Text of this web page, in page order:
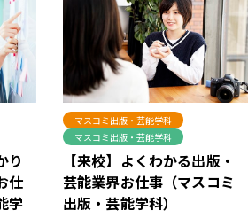
り
仕
学
マスコミ出版・芸能学科
マスコミ出版・芸能学科
【来校】よくわかる出版・
芸能業界お仕事（マスコミ
出版・芸能学科）